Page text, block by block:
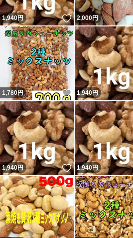
1,940円 いいね！
2,000円
1,780円 いいね！
1,940円
1,940円 いいね！
1,940円